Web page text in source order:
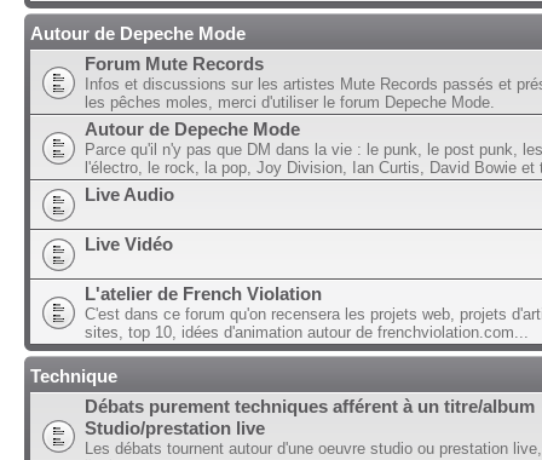
Autour de Depeche Mode
Forum Mute Records
Infos et discussions sur les artistes Mute Records passés et
les pêches moles, merci d'utiliser le forum Depeche Mode.
Autour de Depeche Mode
Parce qu'il n'y pas que DM dans la vie : le punk, le post punk,
l'électro, le rock, la pop, Joy Division, Ian Curtis, David Bowie et
Live Audio
Live Vidéo
L'atelier de French Violation
C'est dans ce forum qu'on recensera les projets web, projets
sites, top 10, idées d'animation autour de frenchviolation.com...
Technique
Débats purement techniques afférent à un titre/album
Studio/prestation live
Les débats tournent autour d'une oeuvre studio ou prestation